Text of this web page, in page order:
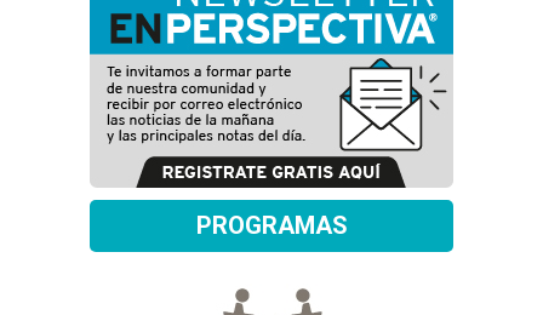
PROGRAMAS